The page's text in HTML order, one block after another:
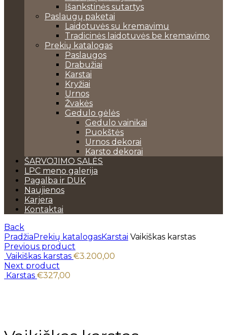
Išankstinės sutartys
Paslaugų paketai
Laidotuvės su kremavimu
Tradicinės laidotuvės be kremavimo
Prekių katalogas
Paslaugos
Drabužiai
Karstai
Kryžiai
Urnos
Žvakės
Gedulo gėlės
Gedulo vainikai
Puokštės
Urnos dekorai
Karsto dekorai
ŠARVOJIMO SALĖS
LPC meno galerija
Pagalba ir DUK
Naujienos
Karjera
Kontaktai
Back
PradžiaPrekių katalogasKarstai Vaikiškas karstas
Previous product
Vaikiškas karstas €3.200,00
Next product
Karstas €327,00